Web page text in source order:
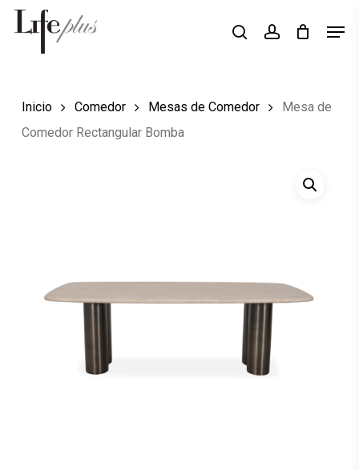
Skip
Búsqueda
productos
searchaccount
Inicio Comedor Mesas de Comedor
Mesa de
Comedor Rectangular Bomba